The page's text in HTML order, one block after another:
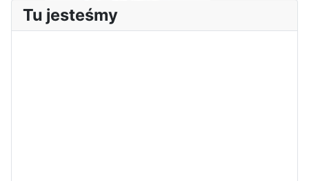
Sukces Kingi na XXXVI
Olimpiadzie Teologii Katolickiej
Obchody Święta Konstytucji 3
Tu jesteśmy